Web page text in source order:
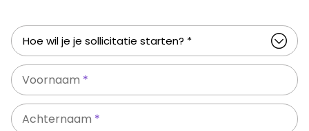
Voornaam *
Achternaam *